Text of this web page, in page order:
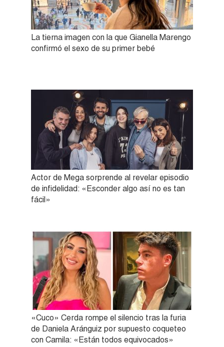
La tierna imagen con la que Gianella Marengo
confirmó el sexo de su primer bebé
Actor de Mega sorprende al revelar episodio
de infidelidad: «Esconder algo así no es tan
fácil»
«Cuco» Cerda rompe el silencio tras la furia
de Daniela Aránguiz por supuesto coqueteo
con Camila: «Están todos equivocados»